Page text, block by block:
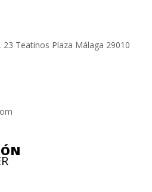
Teatinos Plaza Málaga 29010